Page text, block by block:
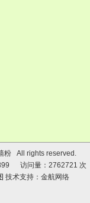
粉 All rights reserved.
访问量：2762721 次
技术支持：金航网络